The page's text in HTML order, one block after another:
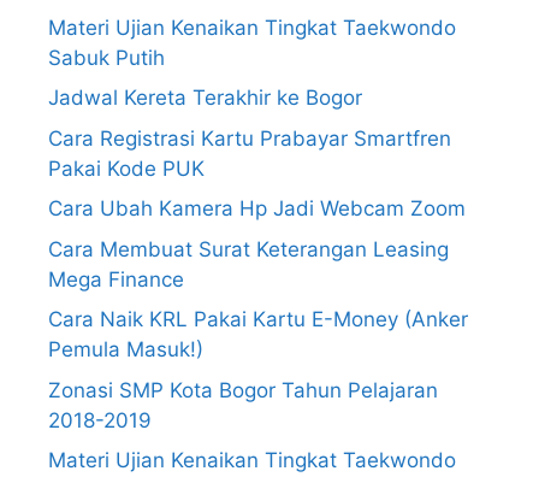
Materi Ujian Kenaikan Tingkat Taekwondo
Sabuk Putih
Jadwal Kereta Terakhir ke Bogor
Cara Registrasi Kartu Prabayar Smartfren
Pakai Kode PUK
Cara Ubah Kamera Hp Jadi Webcam Zoom
Cara Membuat Surat Keterangan Leasing
Mega Finance
Cara Naik KRL Pakai Kartu E-Money (Anker
Pemula Masuk!)
Zonasi SMP Kota Bogor Tahun Pelajaran
2018-2019
Materi Ujian Kenaikan Tingkat Taekwondo